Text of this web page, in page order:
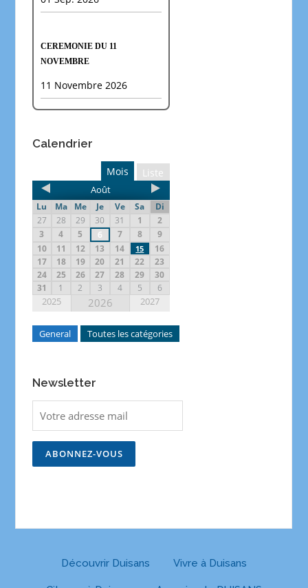
CEREMONIE DU 11
NOVEMBRE
11 Novembre 2026
Calendrier
Liste
Mois
Août
Lu Ma Me Je Ve Sa
Di
27
28 29 30 31 1
2
3
4 5 6 7 8
9
10
11 12 13 14 15
16
17
18 19 20 21 22
23
24
25 26 27 28 29
30
31
1 2 3 4 5 6
2025 2026 2027
General Toutes les catégories
Newsletter
Découvrir Duisans Vivre à Duisans